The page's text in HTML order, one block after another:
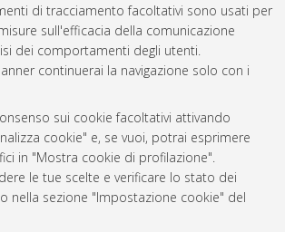
di tracciamento facoltativi sono usati per
sull'efficacia della comunicazione
dei comportamenti degli utenti.
continuerai la navigazione solo con i
sui cookie facoltativi attivando
cookie" e, se vuoi, potrai esprimere
in "Mostra cookie di profilazione".
le tue scelte e verificare lo stato dei
nella sezione "Impostazione cookie" del
stata generata ilSat Aug 8 20:47:04 2026